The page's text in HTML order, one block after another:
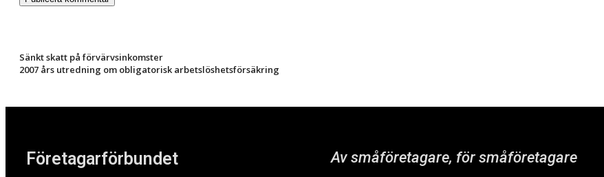
Sänkt skatt på förvärvsinkomster
2007 års utredning om obligatorisk arbetslöshetsförsäkring
Företagarförbundet Av småföretagare, för småföretagare